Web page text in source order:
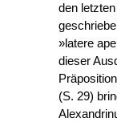
den
»latere
dieser
(S. 29)